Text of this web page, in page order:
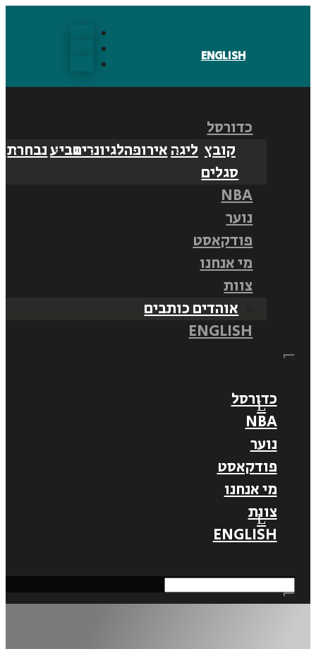
ENGLISH
כדורסל
קובץ
סגלים
ליגהאירופהלגיונריםגביענבחרת
NBA
נוער
פודקאסט
מי אנחנו
צוות
אוהדים כותבים
ENGLISH
כדורסל
NBA
נוער
פודקאסט
מי אנחנו
צוות
ENGLISH